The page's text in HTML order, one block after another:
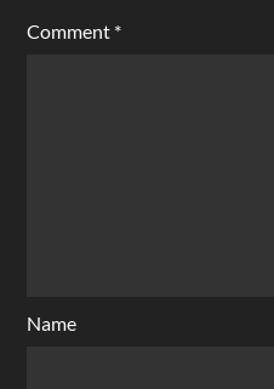
Comment *
Name